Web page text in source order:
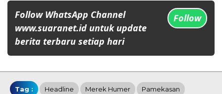
Follow WhatsApp Channel
www.suaranet.id untuk update
berita terbaru setiap hari
Follow
Tag : Headline Merek Humer Pamekasan